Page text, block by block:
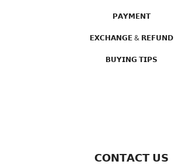
𝗣𝗔𝗬𝗠𝗘𝗡𝗧
𝗘𝗫𝗖𝗛𝗔𝗡𝗚𝗘 & 𝗥𝗘𝗙𝗨𝗡𝗗
𝗕𝗨𝗬𝗜𝗡𝗚 𝗧𝗜𝗣𝗦
𝗖𝗢𝗡𝗧𝗔𝗖𝗧 𝗨𝗦